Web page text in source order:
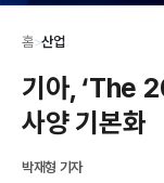
홈>산업
기아, ‘The
사양 기본화
박재형 기자